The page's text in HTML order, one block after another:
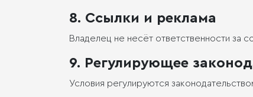
8. Ссылки и реклама
Владелец не несёт ответственности за
9. Регулирующее
Условия регулируются